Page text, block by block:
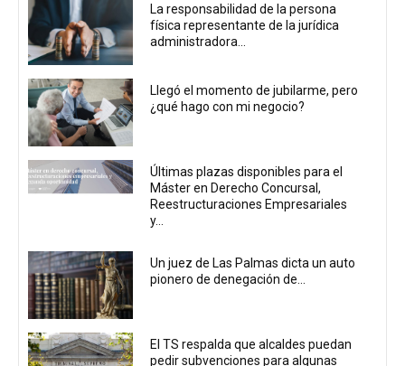
La responsabilidad de la persona
física representante de la jurídica
administradora...
Llegó el momento de jubilarme, pero
¿qué hago con mi negocio?
Últimas plazas disponibles para el
Máster en Derecho Concursal,
Reestructuraciones Empresariales
y...
Un juez de Las Palmas dicta un auto
pionero de denegación de...
El TS respalda que alcaldes puedan
pedir subvenciones para algunas